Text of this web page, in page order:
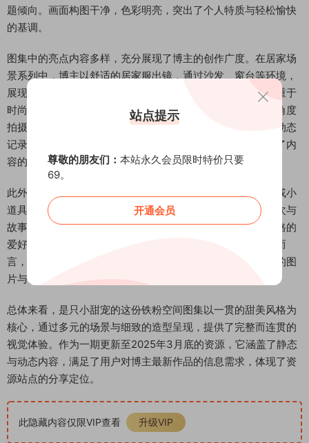
题倾向。画面构图干净，色彩明亮，突出了个人特质与轻松愉快
的基调。
图集中的亮点内容多样，充分展现了博主的创作广度。在居家场
景系列中，博主以舒适的居家服出镜，通过沙发、窗台等环境，
展现了慵懒随性的瞬间，表情自然生动。另一部分造型则侧重于
时尚休闲风格，搭配针织上衣与裙装，在简约背景前进行多角度
拍摄，突出了服饰的质感与整体搭配的协调性。视频内容则动态
记录了这些场景下的互动片段，如转身、微笑等动作，增强了内
容的生动性与真实感。
此外，图集还包含了一些主题化拍摄，例如专注于特定色调或小
道具的运用，通过花朵、书籍等物品点缀，丰富了画面的层次与
故事感。这些细节不仅提升了视觉观赏性，也为喜欢此类风格的
爱好者提供了灵感参考。对于关注抖音铁粉空间资源的用户而
言，本图集可作为了解博主内容特色的一个窗口，其高质量的图
片与视频素材具有一定的收藏与欣赏价值。
总体来看，是只小甜宠的这份铁粉空间图集以一贯的甜美风格为
核心，通过多元的场景与细致的造型呈现，提供了完整而连贯的
视觉体验。作为一期更新至2025年3月底的资源，它涵盖了静态
与动态内容，满足了用户对博主最新作品的信息需求，体现了资
源站点的分享定位。
此隐藏内容仅限VIP查看 升级VIP
站点提示
尊敬的朋友们： 本站永久会员限时特价只要
69。
开通会员